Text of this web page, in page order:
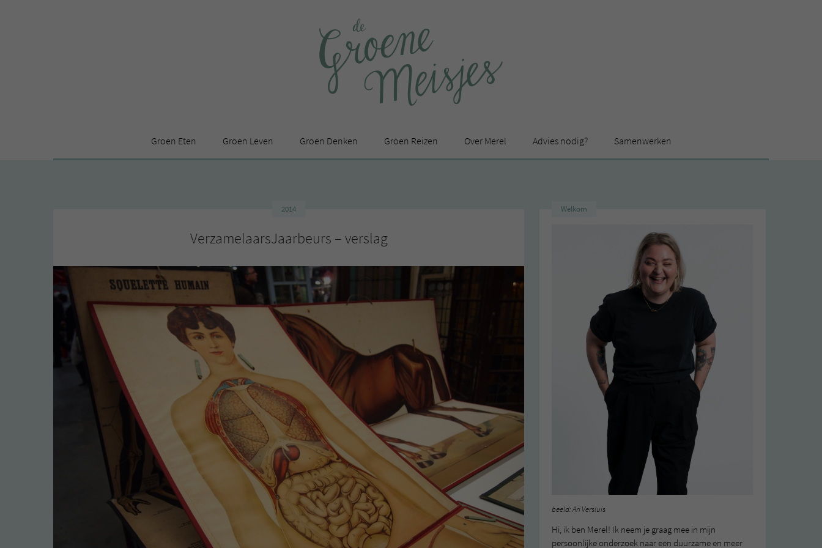
Groen Eten Groen Leven Groen Denken Groen Reizen Over Merel Advies nodig? Samenwerken
2014
VerzamelaarsJaarbeurs – verslag
Welkom
beeld: Ari Versluis
Hi, ik ben Merel! Ik neem je graag mee in mijn
persoonlijke onderzoek naar een duurzame en meer